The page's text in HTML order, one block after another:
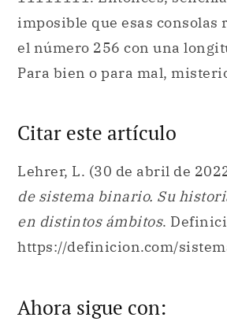
imposible que esas consolas
el número 256 con una
Para bien o para mal,
Citar este artículo
Lehrer, L. (30 de abril de
de sistema binario. Su
en distintos ámbitos.
https://definicion.com/
Ahora sigue con: